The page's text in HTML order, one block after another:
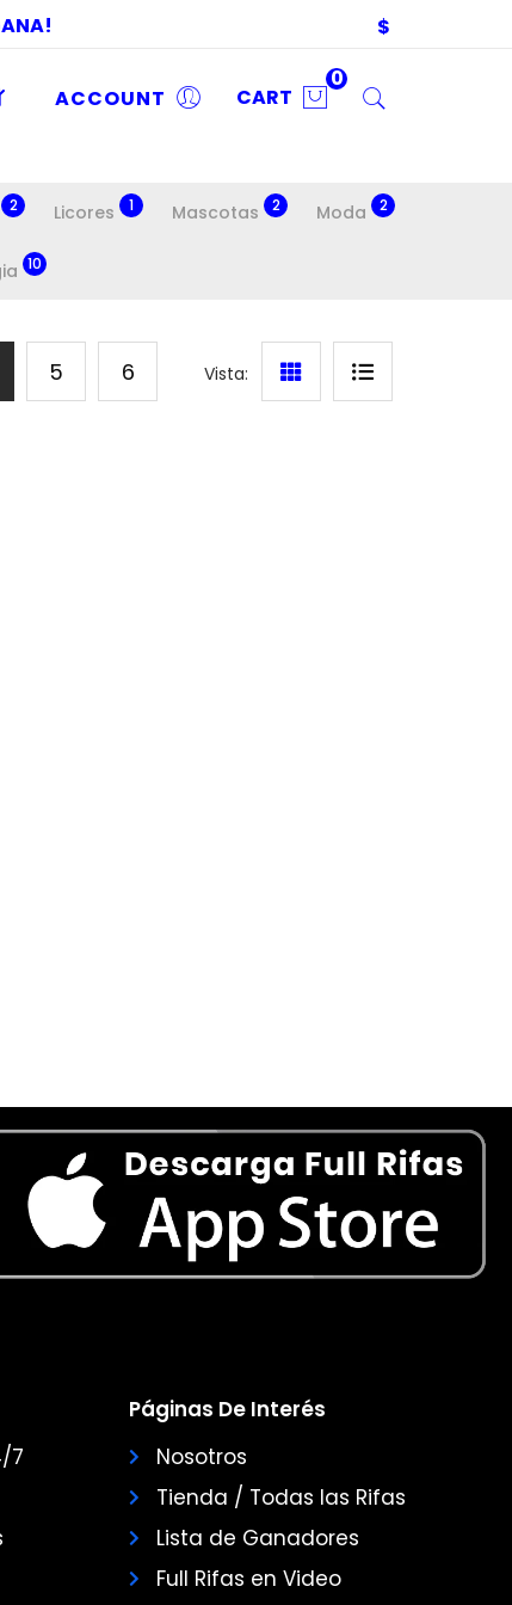
$
ACCOUNT CART
0
2 Licores 1 Mascotas 2 Moda 2
10
5 6 Vista:
7
Páginas De Interés
Nosotros
Tienda / Todas las Rifas
Lista de Ganadores
Full Rifas en Video